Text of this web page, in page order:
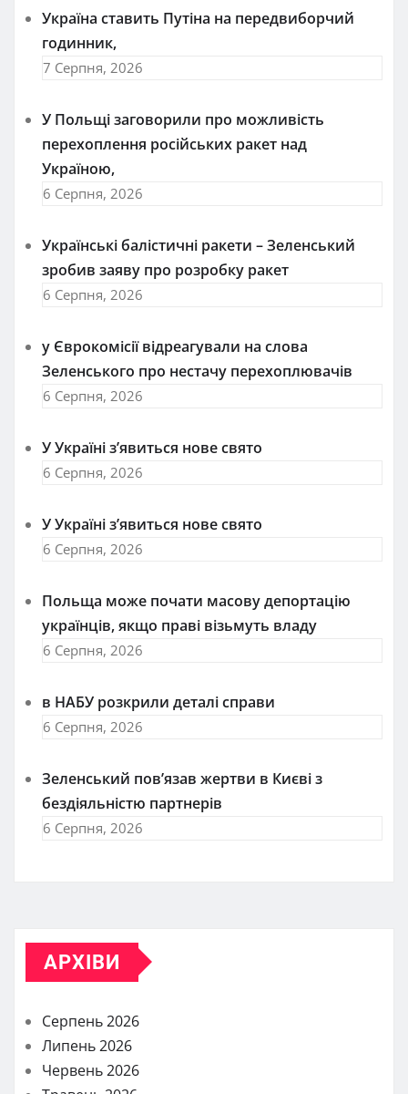
Україна ставить Путіна на передвиборчий
годинник,
7 Серпня, 2026
У Польщі заговорили про можливість
перехоплення російських ракет над
Україною,
6 Серпня, 2026
Українські балістичні ракети – Зеленський
зробив заяву про розробку ракет
6 Серпня, 2026
у Єврокомісії відреагували на слова
Зеленського про нестачу перехоплювачів
6 Серпня, 2026
У Україні з’явиться нове свято
6 Серпня, 2026
У Україні з’явиться нове свято
6 Серпня, 2026
Польща може почати масову депортацію
українців, якщо праві візьмуть владу
6 Серпня, 2026
в НАБУ розкрили деталі справи
6 Серпня, 2026
Зеленський пов’язав жертви в Києві з
бездіяльністю партнерів
6 Серпня, 2026
АРХІВИ
Серпень 2026
Липень 2026
Червень 2026